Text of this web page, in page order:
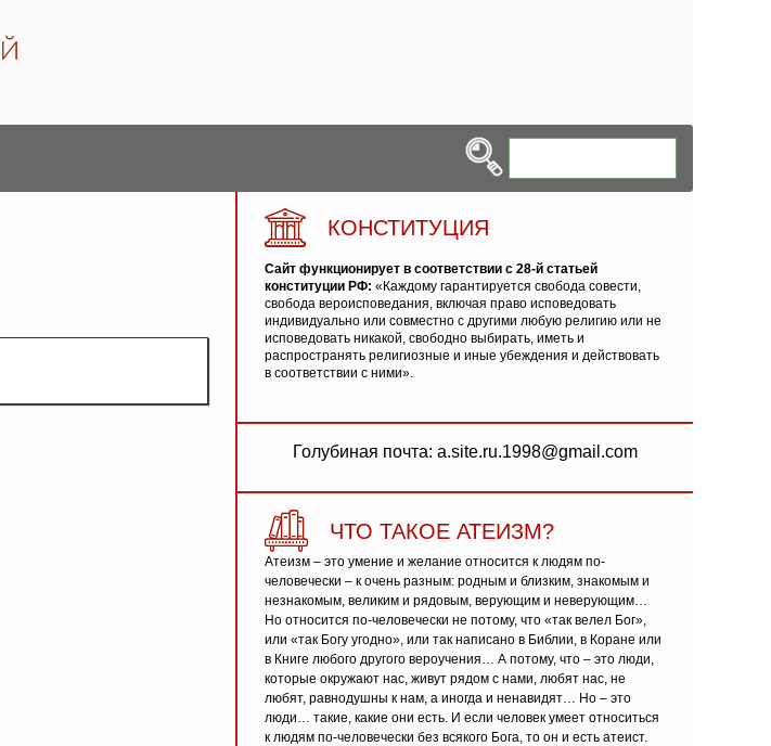
КОНСТИТУЦИЯ
Сайт функционирует в соответствии с 28-й статьей
конституции РФ: «Каждому гарантируется свобода совести,
свобода вероисповедания, включая право исповедовать
индивидуально или совместно с другими любую религию или не
исповедовать никакой, свободно выбирать, иметь и
распространять религиозные и иные убеждения и действовать
в соответствии с ними».
Голубиная почта: a.site.ru.1998@gmail.com
ЧТО ТАКОЕ АТЕИЗМ?
Атеизм – это умение и желание относится к людям по-
человечески – к очень разным: родным и близким, знакомым и
незнакомым, великим и рядовым, верующим и неверующим…
Но относится по-человечески не потому, что «так велел Бог»,
или «так Богу угодно», или так написано в Библии, в Коране или
в Книге любого другого вероучения… А потому, что – это люди,
которые окружают нас, живут рядом с нами, любят нас, не
любят, равнодушны к нам, а иногда и ненавидят… Но – это
люди… такие, какие они есть. И если человек умеет относиться
к людям по-человечески без всякого Бога, то он и есть атеист.